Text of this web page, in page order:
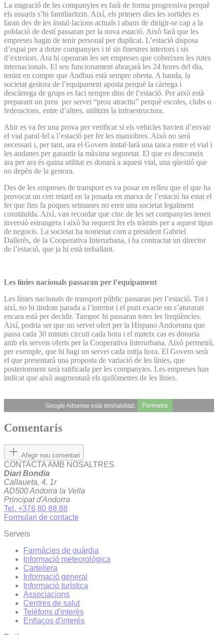
La migració de les companyies es farà de forma progressiva perquè
els usuaris s’hi familiaritzin. Així, els primers dies les sortides es
faran des de les instal·lacions actuals i abans de dirigir-se cap a la
població de destí passaran per la nova estació. Això farà que les
empreses hagin de tenir personal per duplicat. L’estació disposa
d’espai per a dotze companyies i té sis finestres interiors i sis
d’exteriors. Ara hi operaran les set empreses que cobreixen les rutes
internacionals. El seu funcionament abraçarà les 24 hores del dia,
tenint en compte que Andbus està sempre oberta. A banda, la
societat gestora de l’equipament aposta perquè la càrrega i
descàrrega de grups es faci sempre dins de l’estació. Per això està
preparant un preu per servei “prou atractiu” perquè escoles, clubs o
federacions, entre d’altres, utilitzin la infraestructura.
Ahir es va fer una prova per verificar si els vehicles havien d’envair
el vial paral·lel a l’estació per fer les maniobres. Això no serà
necessari i, per tant, ara el Govern instal·larà una tanca entre el vial i
les andanes per garantir la màxima seguretat. El que es desconeix
ara per ara és quina utilitat es donarà a aquest vial, una qüestió que
no depèn de la gestora.
Des de les empreses de transport es va posar en relleu que el que ha
provocat un cert retard en la posada en marxa de l’estació ha estat el
fet que fins fa poques setmanes no eren una societat legalment
constituïda. Així, van recordar que cinc de les set companyies tenen
inversió estrangera i això ha requerit fer els tràmits per a aquest tipus
de negocis. La societat ha nomenat com a president Gabriel
Dallerès, de la Cooperativa Interurbana, i ha contractat un director
de l’estació, que ja hi està treballant.
Les línies nacionals passaran per l’equipament
Les línies nacionals de transport públic passaran per l’estació. Tot i
així, no hi tindran parada a l’interior i el punt exacte on s’aturaran
encara està per decidir. Tampoc hi passaran totes les freqüències.
Així, podria ser que un servei ofert per la Hispano Andorrana que
passa cada 30 minuts circuli cada hora i el mateix cas es donaria
amb els serveis oferts per la Cooperativa Interurbana. Això permetrà,
per exemple, que hi hagi un servei cada mitja hora. El Govern serà
el que presentarà una proposta de variació de les línies, que
posteriorment serà ratificada per les companyies. Les empreses han
indicat que això augmentarà els quilòmetres de les línies.
Google Adsense està deshabilitat. Permetre
Comentaris
Afegir nou comentari
CONTACTA AMB NOSALTRES
Diari Bondia
Callaueta, 4, 1r
AD500 Andorra la Vella
Principat d'Andorra
Tel. +376 80 88 88
Formulari de contacte
Serveis
Farmàcies de guàrdia
Informació meteorològica
Cartellera
Informació general
Informació turística
Associacions
Centres de salut
Telèfons d'interès
Enllaços d'interés